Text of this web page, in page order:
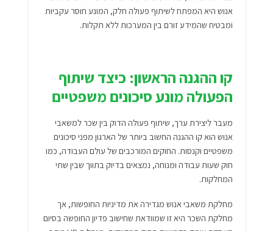
אנוש היא המפתח לשיתוף פעולה חלק, המונע חוסר עקביות
ומבטיח שהמידע זורם בין המערכות ללא תקלות.
קו ההגנה הראשון: כיצד שיתוף
הפעולה מונע סיכונים משפטיים
מעבר ליצירת ערך, שיתוף פעולה הדוק בין שכר למשאבי
אנוש הוא קו ההגנה החשוב ביותר של הארגון מפני סיכונים
משפטיים וקנסות. החוקים המורכבים של עולם העבודה, כמו
חוק שעות עבודה ומנוחה, נמצאים בדיוק בתווך שבין שתי
המחלקות.
מחלקת משאבי אנוש מגדירה את מדיניות החופשות, אך
מחלקת השכר היא זו שמוודאת שחישוב פדיון החופשה בסיום